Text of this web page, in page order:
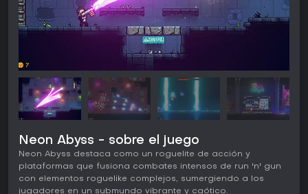
Neon Abyss - sobre el juego
Neon Abyss destaca como un roguelite de acción y
plataformas que fusiona combates intensos de run 'n' gun
con elementos roguelike complejos, sumergiendo a los
jugadores en un submundo vibrante y caótico.